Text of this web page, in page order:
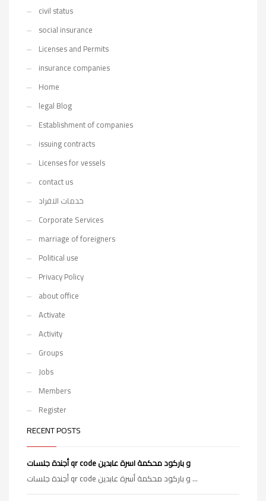
civil status
social insurance
Licenses and Permits
insurance companies
Home
legal Blog
Establishment of companies
issuing contracts
Licenses for vessels
contact us
خدمات الافراد
Corporate Services
marriage of foreigners
Political use
Privacy Policy
about office
Activate
Activity
Groups
Jobs
Members
Register
RECENT POSTS
أجندة جلسات qr code و باركود محكمة اسرة عابدين
أجندة جلسات qr code و باركود محكمة أسرة عابدين ...